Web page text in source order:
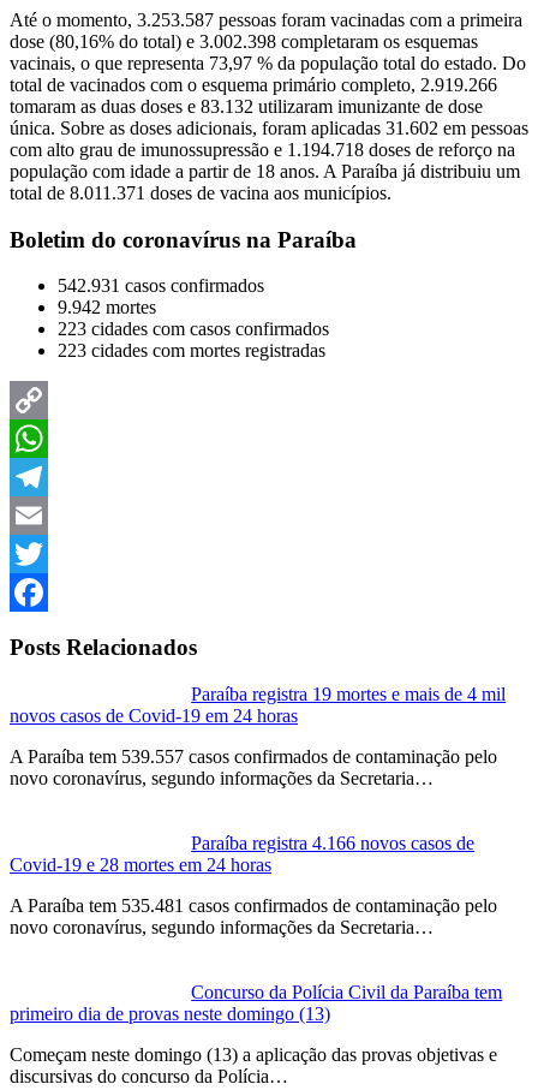
Até o momento, 3.253.587 pessoas foram vacinadas com a primeira
dose (80,16% do total) e 3.002.398 completaram os esquemas
vacinais, o que representa 73,97 % da população total do estado. Do
total de vacinados com o esquema primário completo, 2.919.266
tomaram as duas doses e 83.132 utilizaram imunizante de dose
única. Sobre as doses adicionais, foram aplicadas 31.602 em pessoas
com alto grau de imunossupressão e 1.194.718 doses de reforço na
população com idade a partir de 18 anos. A Paraíba já distribuiu um
total de 8.011.371 doses de vacina aos municípios.
Boletim do coronavírus na Paraíba
542.931 casos confirmados
9.942 mortes
223 cidades com casos confirmados
223 cidades com mortes registradas
Copy
Link
WhatsApp
Telegram
Email
Twitter
Posts Relacionados
Paraíba registra 19 mortes e mais de 4 mil
novos casos de Covid-19 em 24 horas
A Paraíba tem 539.557 casos confirmados de contaminação pelo
novo coronavírus, segundo informações da Secretaria…
Paraíba registra 4.166 novos casos de
Covid-19 e 28 mortes em 24 horas
A Paraíba tem 535.481 casos confirmados de contaminação pelo
novo coronavírus, segundo informações da Secretaria…
Concurso da Polícia Civil da Paraíba tem
primeiro dia de provas neste domingo (13)
Começam neste domingo (13) a aplicação das provas objetivas e
discursivas do concurso da Polícia…